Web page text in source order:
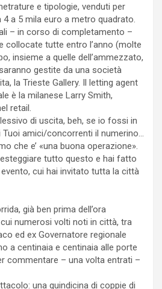
e tipologie, venduti per
4 a 5 mila euro a metro quadrato.
– in corso di completamento –
collocate tutte entro l’anno (molte
insieme a quelle dell’ammezzato,
gestite da una società
la Trieste Gallery. Il letting agent
è la milanese Larry Smith,
retail.
di uscita, beh, se io fossi in
Tuoi amici/concorrenti il numerino…
che e’ «una buona operazione».
tutto questo e hai fatto
cui hai invitato tutta la città
già ben prima dell’ora
numerosi volti noti in città, tra
ed ex Governatore regionale
a centinaia e centinaia alle porte
commentare – una volta entrati –
una quindicina di coppie di